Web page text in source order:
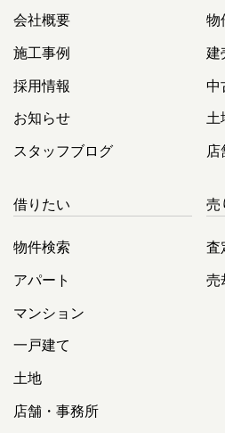
会社概要
施工事例
採用情報
お知らせ
スタッフブログ
物
建
中
土
店
借りたい
物件検索
アパート
マンション
一戸建て
土地
店舗・事務所
売
査
売